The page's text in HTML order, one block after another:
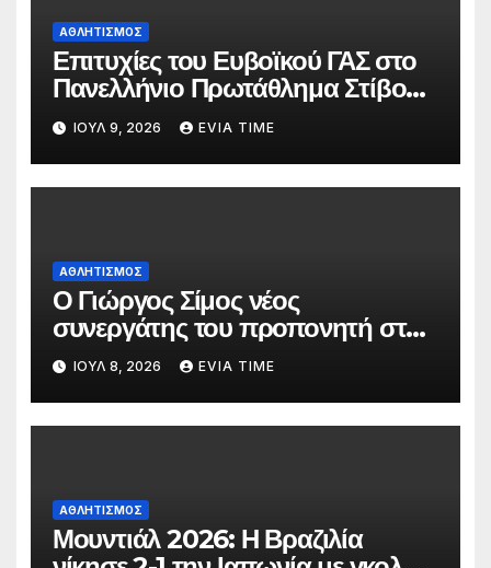
ΑΘΛΗΤΙΣΜΟΣ
Επιτυχίες του Ευβοϊκού ΓΑΣ στο
Πανελλήνιο Πρωτάθλημα Στίβου
Κ20
ΙΟΎΛ 9, 2026 EVIA TIME
ΑΘΛΗΤΙΣΜΟΣ
Ο Γιώργος Σίμος νέος
συνεργάτης του προπονητή στην
ανδρική ομάδα της ΑΓΕΧ
ΙΟΎΛ 8, 2026 EVIA TIME
ΑΘΛΗΤΙΣΜΟΣ
Μουντιάλ 2026: Η Βραζιλία